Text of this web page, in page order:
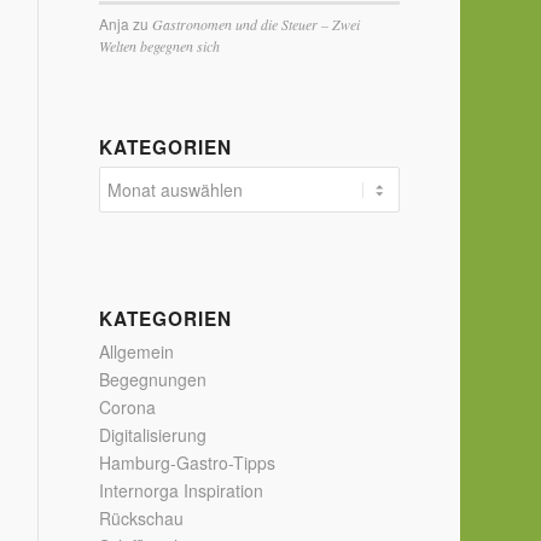
Anja zuGastronomen und die Steuer – Zwei
Welten begegnen sich
KATEGORIEN
KATEGORIEN
Allgemein
Begegnungen
Corona
Digitalisierung
Hamburg-Gastro-Tipps
Internorga Inspiration
Rückschau